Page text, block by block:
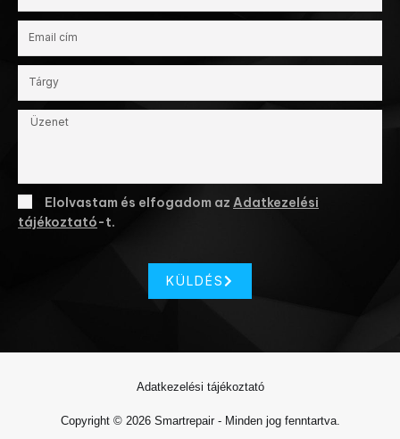
Elolvastam és elfogadom az Adatkezelési
tájékoztató-t.
KÜLDÉS
Copyright © 2026 Smartrepair - Minden jog fenntartva.
Adatkezelési tájékoztató